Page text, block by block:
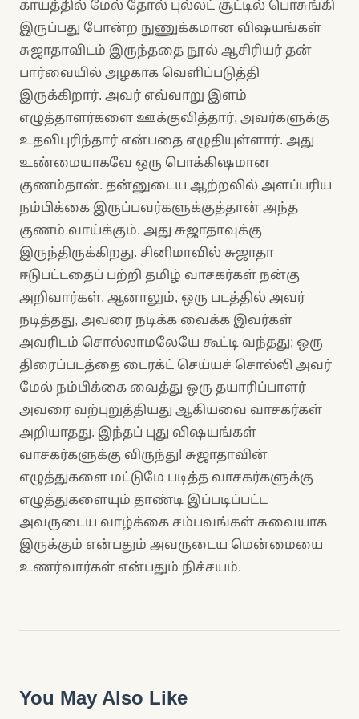
காயத்தில் மேல் தோல் புல்லட் சூட்டில் பொசுங்கி
இருப்பது போன்ற நுணுக்கமான விஷயங்கள்
சுஜாதாவிடம் இருந்ததை நூல் ஆசிரியர் தன்
பார்வையில் அழகாக வெளிப்படுத்தி
இருக்கிறார். அவர் எவ்வாறு இளம்
எழுத்தாளர்களை ஊக்குவித்தார், அவர்களுக்கு
உதவிபுரிந்தார் என்பதை எழுதியுள்ளார். அது
உண்மையாகவே ஒரு பொக்கிஷமான
குணம்தான். தன்னுடைய ஆற்றலில் அளப்பரிய
நம்பிக்கை இருப்பவர்களுக்குத்தான் அந்த
குணம் வாய்க்கும். அது சுஜாதாவுக்கு
இருந்திருக்கிறது. சினிமாவில் சுஜாதா
ஈடுபட்டதைப் பற்றி தமிழ் வாசகர்கள் நன்கு
அறிவார்கள். ஆனாலும், ஒரு படத்தில் அவர்
நடித்தது, அவரை நடிக்க வைக்க இவர்கள்
அவரிடம் சொல்லாமலேயே கூட்டி வந்தது; ஒரு
திரைப்படத்தை டைரக்ட் செய்யச் சொல்லி அவர்
மேல் நம்பிக்கை வைத்து ஒரு தயாரிப்பாளர்
அவரை வற்புறுத்தியது ஆகியவை வாசகர்கள்
அறியாதது. இந்தப் புது விஷயங்கள்
வாசகர்களுக்கு விருந்து! சுஜாதாவின்
எழுத்துகளை மட்டுமே படித்த வாசகர்களுக்கு
எழுத்துகளையும் தாண்டி இப்படிப்பட்ட
அவருடைய வாழ்க்கை சம்பவங்கள் சுவையாக
இருக்கும் என்பதும் அவருடைய மென்மையை
உணர்வார்கள் என்பதும் நிச்சயம்.
You May Also Like